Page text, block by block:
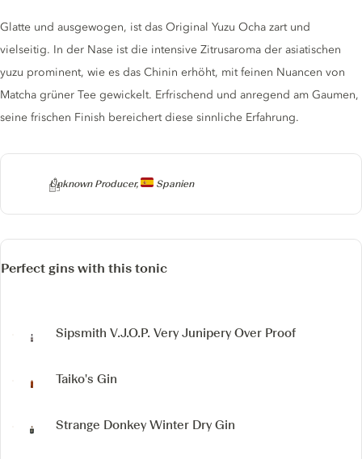
Producer
Unknown Producer, Spanien
Tonic description
Glatte und ausgewogen, ist das Original Yuzu Ocha zart und
vielseitig. In der Nase ist die intensive Zitrusaroma der asiatischen
yuzu prominent, wie es das Chinin erhöht, mit feinen Nuancen von
Matcha grüner Tee gewickelt. Erfrischend und anregend am Gaumen,
seine frischen Finish bereichert diese sinnliche Erfahrung.
Perfect gins with this tonic
Sipsmith V.J.O.P. Very Junipery Over Proof
Taiko's Gin
Strange Donkey Winter Dry Gin